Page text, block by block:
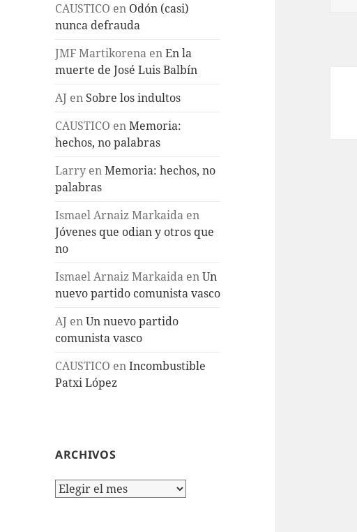
CAUSTICO en Odón (casi)
nunca defrauda
JMF Martikorena enEn la
muerte de José Luis Balbín
AJ en Sobre los indultos
CAUSTICO enMemoria:
hechos, no palabras
Larry enMemoria: hechos, no
palabras
Ismael Arnaiz Markaida en
Jóvenes que odian y otros que
no
Ismael Arnaiz Markaida enUn
nuevo partido comunista vasco
AJ enUn nuevo partido
comunista vasco
CAUSTICO enIncombustible
Patxi López
ARCHIVOS
Archivos